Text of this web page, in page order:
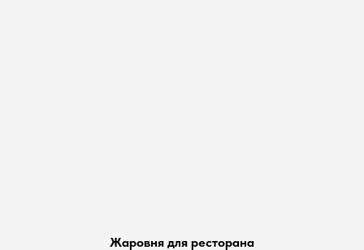
Жаровня для ресторана